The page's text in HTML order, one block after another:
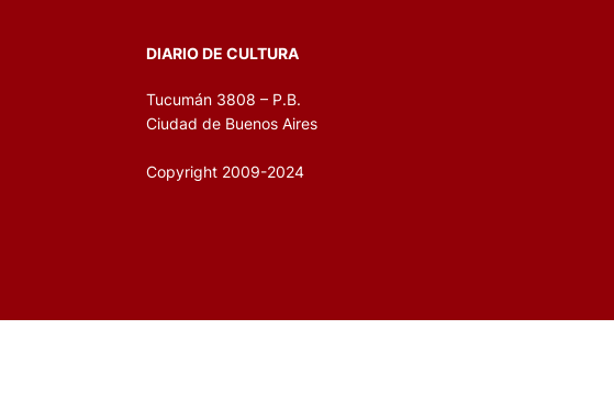
DIARIO DE CULTURA
Tucumán 3808 – P.B.
Ciudad de Buenos Aires
Copyright 2009-2024